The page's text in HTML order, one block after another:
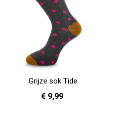
Grijze sok Tide
€ 9,99